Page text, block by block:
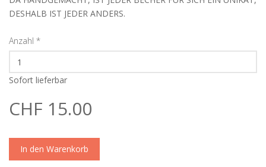
DESHALB IST JEDER ANDERS.
Anzahl *
Sofort lieferbar
CHF 15.00
In den Warenkorb